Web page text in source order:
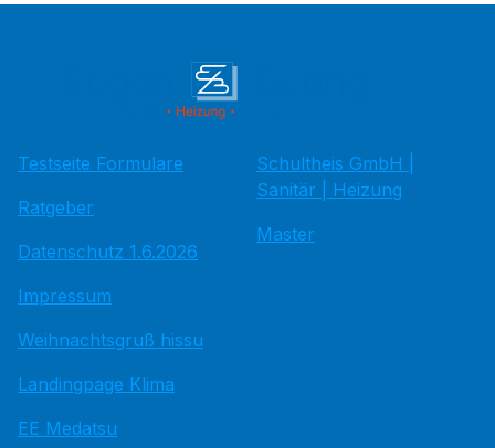
Testseite Formulare
Ratgeber
Datenschutz 1.6.2026
Impressum
Weihnachtsgruß hissu
Landingpage Klima
EE Medatsu
Schultheis GmbH |
Sanitär | Heizung
Master